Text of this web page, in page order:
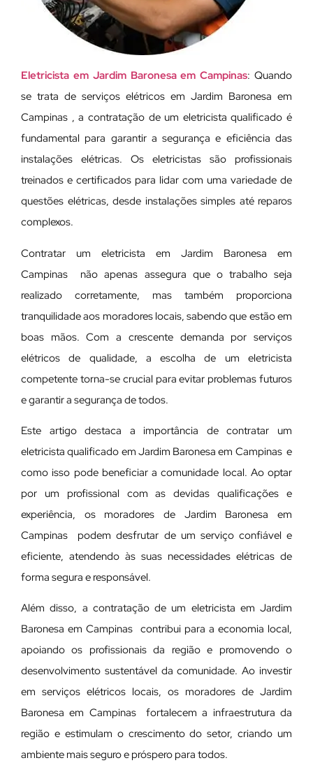
Eletricista em Jardim Baronesa em Campinas: Quando
se trata de serviços elétricos em Jardim Baronesa em
Campinas , a contratação de um eletricista qualificado é
fundamental para garantir a segurança e eficiência das
instalações elétricas. Os eletricistas são profissionais
treinados e certificados para lidar com uma variedade de
questões elétricas, desde instalações simples até reparos
complexos.
Contratar um eletricista em Jardim Baronesa em
Campinas não apenas assegura que o trabalho seja
realizado corretamente, mas também proporciona
tranquilidade aos moradores locais, sabendo que estão em
boas mãos. Com a crescente demanda por serviços
elétricos de qualidade, a escolha de um eletricista
competente torna-se crucial para evitar problemas futuros
e garantir a segurança de todos.
Este artigo destaca a importância de contratar um
eletricista qualificado em Jardim Baronesa em Campinas e
como isso pode beneficiar a comunidade local. Ao optar
por um profissional com as devidas qualificações e
experiência, os moradores de Jardim Baronesa em
Campinas podem desfrutar de um serviço confiável e
eficiente, atendendo às suas necessidades elétricas de
forma segura e responsável.
Além disso, a contratação de um eletricista em Jardim
Baronesa em Campinas contribui para a economia local,
apoiando os profissionais da região e promovendo o
desenvolvimento sustentável da comunidade. Ao investir
em serviços elétricos locais, os moradores de Jardim
Baronesa em Campinas fortalecem a infraestrutura da
região e estimulam o crescimento do setor, criando um
ambiente mais seguro e próspero para todos.